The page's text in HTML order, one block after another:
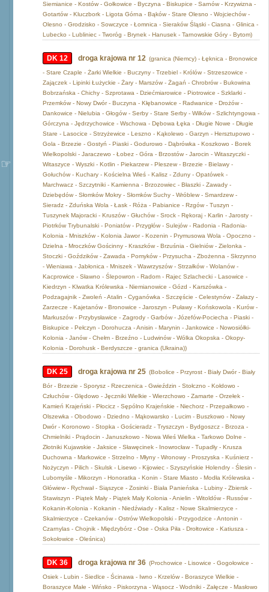
Siemianice - Kostów - Gołkowice - Byczyna - Biskupice - Sarnów - Krzywizna -
Gotartów - Kluczbork - Ligota Górna - Bąków - Stare Olesno - Wojciechów -
Olesno - Grodzisko - Sowczyce - Łomnica - Sieraków Śląski - Ciasna - Glinica -
Lubecko - Lubliniec - Tworóg - Brynek - Hanusek - Tarnowskie Góry - Bytom)
DK 12 droga krajowa nr 12 (granica (Niemcy) - Łęknica - Bronowice
- Stare Czaple - Żarki Wielkie - Buczyny - Trzebiel - Królów - Strzeszowice -
Zajączek - Lipinki Łużyckie - Żary - Marszów - Żagań - Chrobrów - Bukowina
Bobrzańska - Chichy - Szprotawa - Dziećmiarowice - Piotrowice - Szklarki -
Przemków - Nowy Dwór - Buczyna - Kłębanowice - Radwanice - Drożów -
Dankowice - Nielubia - Głogów - Serby - Stare Serby - Wilków - Szlichtyngowa -
Górczyna - Jędrzychowice - Wschowa - Dębowa Łęka - Długie Nowe - Długie
Stare - Lasocice - Strzyżewice - Leszno - Kąkolewo - Garzyn - Hersztupowo -
Gola - Brzezie - Gostyń - Piaski - Godurowo - Dąbrówka - Koszkowo - Borek
Wielkopolski - Jaraczewo - Łobez - Góra - Brzostów - Jarocin - Witaszyczki -
Witaszyce - Wyszki - Kotlin - Piekarzew - Pleszew - Brzezie - Bielawy -
Gołuchów - Kuchary - Kościelna Wieś - Kalisz - Zduny - Opatówek -
Marchwacz - Szczytniki - Kamienna - Brzozowiec - Błaszki - Zawady -
Dziebędów - Słomków Mokry - Słomków Suchy - Wróblew - Smardzew -
Sieradz - Zduńska Wola - Łask - Róża - Pabianice - Rzgów - Tuszyn -
Tuszynek Majoracki - Kruszów - Głuchów - Srock - Rękoraj - Karlin - Jarosty -
Piotrków Trybunalski - Poniatów - Przygłów - Sulejów - Radonia - Radonia-
Kolonia - Mniszków - Kolonia Jawor - Kozenin - Prymusowa Wola - Opoczno -
Dzielna - Mroczków Gościnny - Kraszków - Brzuśnia - Gielniów - Zielonka -
Stoczki - Goździków - Zawada - Pomyków - Przysucha - Zbożenna - Skrzynno
- Wieniawa - Jabłonica - Mniszek - Wawrzyszów - Strzałków - Wolanów -
Kacprowice - Sławno - Ślepowron - Radom - Rajec Szlachecki - Lasowice -
Kiedrzyn - Klwatka Królewska - Niemianowice - Gózd - Karszówka -
Podzagajnik - Zwoleń - Atalin - Cyganówka - Szczęście - Celestynów - Załazy -
Zarzecze - Kajetanów - Bronowice - Jaroszyn - Puławy - Końskowola - Kurów -
Markuszów - Przybysławice - Zagrody - Garbów - Józefów-Pociecha - Piaski -
Biskupice - Pełczyn - Dorohucza - Anisin - Marynin - Jankowice - Nowosiółki-
Kolonia - Janów - Chełm - Brzeźno - Ludwinów - Wólka Okopska - Okopy-
Kolonia - Dorohusk - Berdyszcze - granica (Ukraina))
DK 25 droga krajowa nr 25 (Bobolice - Przyrost - Biały Dwór - Biały
Bór - Brzezie - Sporysz - Rzeczenica - Gwieździn - Stołczno - Kołdowo -
Człuchów - Ględowo - Jęczniki Wielkie - Wierzchowo - Zamarte - Orzełek -
Kamień Krajeński - Płocicz - Sępólno Krajeńskie - Niechorz - Przepałkowo -
Olszewka - Obodowo - Dziedno - Mąkowarsko - Lucim - Buszkowo - Nowy
Dwór - Koronowo - Stopka - Gościeradz - Tryszczyn - Bydgoszcz - Brzoza -
Chmielniki - Prądocin - Januszkowo - Nowa Wieś Wielka - Tarkowo Dolne -
Złotniki Kujawskie - Jaksice - Sławęcinek - Inowrocław - Tupadły - Krusza
Duchowna - Markowice - Strzelno - Młyny - Wronowy - Proszyska - Kuśnierz -
Nożyczyn - Pilich - Skulsk - Lisewo - Kijowiec - Szyszyńskie Holendry - Ślesin -
Lubomyśle - Mikorzyn - Honoratka - Konin - Stare Miasto - Modła Królewska -
Główiew - Rychwał - Siąszyce - Zosinki - Biała Panieńska - Lubiny - Zbiersk -
Stawiszyn - Piątek Mały - Piątek Mały Kolonia - Anielin - Witoldów - Russów -
Kokanin-Kolonia - Kokanin - Niedźwiady - Kalisz - Nowe Skalmierzyce -
Skalmierzyce - Czekanów - Ostrów Wielkopolski - Przygodzice - Antonin -
Czarnylas - Chojnik - Międzybórz - Ose - Oska Piła - Drołtowice - Katiusza -
Sokołowice - Oleśnica)
DK 36 droga krajowa nr 36 (Prochowice - Lisowice - Gogołowice -
Osiek - Lubin - Siedlce - Ścinawa - Iwno - Krzelów - Boraszyce Wielkie -
Boraszyce Małe - Wińsko - Piskorzyna - Wąsocz - Wodniki - Załęcze - Masłowo